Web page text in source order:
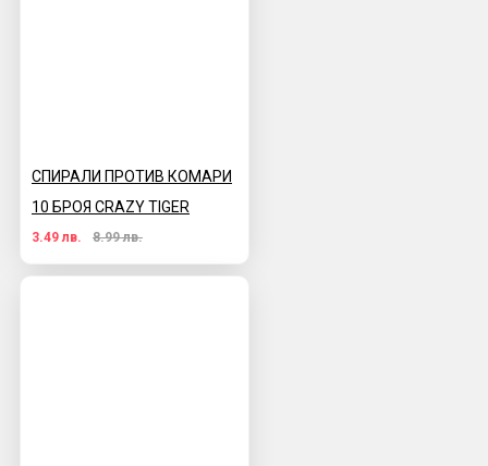
СПИРАЛИ ПРОТИВ КОМАРИ
10 БРОЯ CRAZY TIGER
3.49 лв. 8.99 лв.